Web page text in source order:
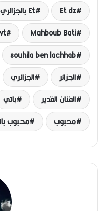
Et dz Et بالجزائري
Mahboub Bati
souhila ben lachhab
الجزائر
الجزائري
الفنان القدير
باتي
محبوب
محبوب